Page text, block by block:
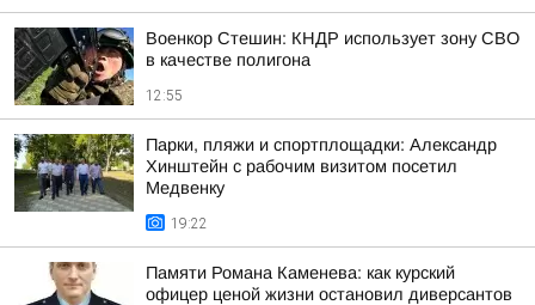
Военкор Стешин: КНДР использует зону СВО
в качестве полигона
12:55
Парки, пляжи и спортплощадки: Александр
Хинштейн с рабочим визитом посетил
Медвенку
19:22
Памяти Романа Каменева: как курский
офицер ценой жизни остановил диверсантов